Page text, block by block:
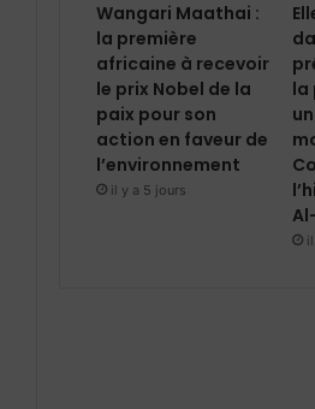
Wangari Maathai :
la première
africaine à recevoir
le prix Nobel de la
paix pour son
action en faveur de
l’environnement
il y a 5 jours
la